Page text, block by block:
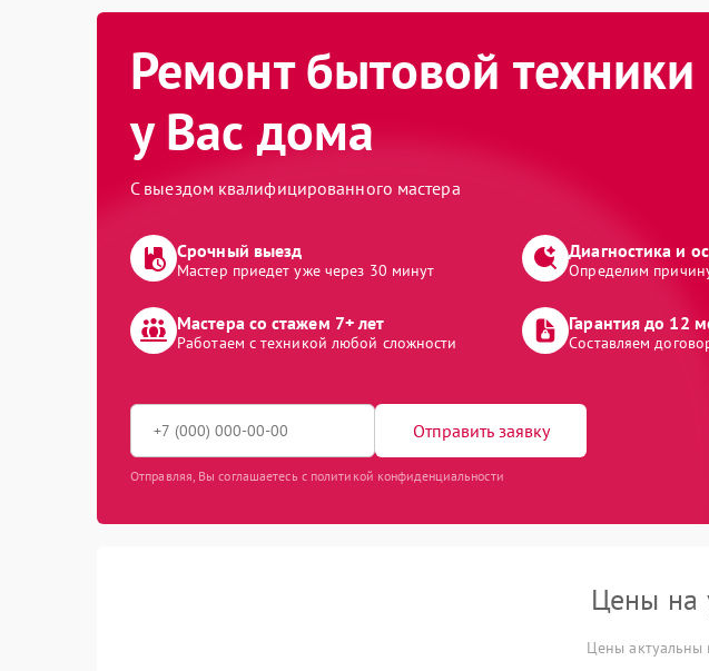
Ремонт бытовой техники
у Вас дома
С выездом квалифицированного мастера
Срочный выезд
Мастер приедет уже через 30 минут
Диагностика и
Определим
Мастера со стажем 7+ лет
Работаем с техникой любой сложности
Гарантия до 12
Составляем
Отправить заявку
Отправляя, Вы соглашаетесь с политикой конфиденциальности
Цены на
Цены актуальны